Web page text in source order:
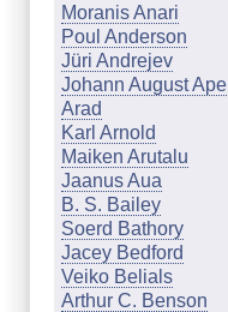
Moranis Anari
Poul Anderson
Jüri Andrejev
Johann August Apel
Arad
Karl Arnold
Maiken Arutalu
Jaanus Aua
B. S. Bailey
Soerd Bathory
Jacey Bedford
Veiko Belials
Arthur C. Benson